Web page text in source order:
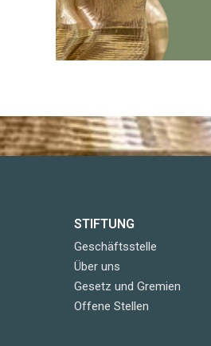
STIFTUNG
Geschäftsstelle
Über uns
Gesetz und Gremien
Offene Stellen